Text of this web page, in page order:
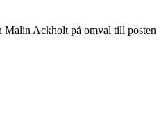
Malin Ackholt på omval till posten